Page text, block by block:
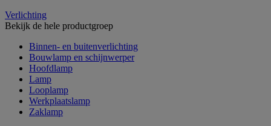
Verlichting
Bekijk de hele productgroep
Binnen- en buitenverlichting
Bouwlamp en schijnwerper
Hoofdlamp
Lamp
Looplamp
Werkplaatslamp
Zaklamp